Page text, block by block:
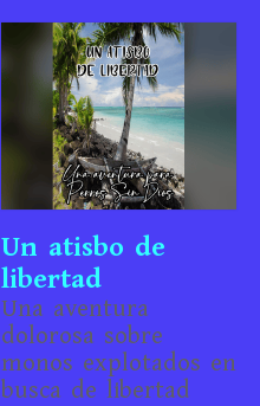
Un atisbo de
libertad
Una aventura
dolorosa sobre
monos explotados en
busca de libertad